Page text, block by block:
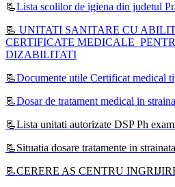
📃Lista scolilor de igiena din judetul
📃 UNITATI SANITARE CU
CERTIFICATE MEDICALE
DIZABILITATI
📃Documente utile Certificat medical
📃Dosar de tratament medical in
📃Lista unitati autorizate DSP Ph
📃Situatia dosare tratamente in
📃CERERE AS CENTRU